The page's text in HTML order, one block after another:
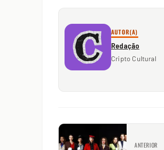
AUTOR(A)
Redação
Cripto Cultural
ANTERIOR